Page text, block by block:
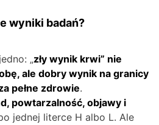
wyniki badań?
„zły wynik krwi” nie
ale dobry wynik na granicy
pełne zdrowie.
powtarzalność, objawy i
jednej literce H albo L. Ale